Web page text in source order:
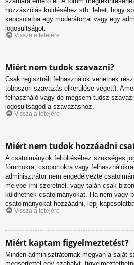
hozzászólás küldéséhez stb. lehet, hogy
kapcsolatba egy moderátorral vagy egy
jogosultságot.
Vissza a tetejére
Miért nem tudok szavazni?
Csak regisztrált felhasználók vehetnek
többszöri szavazás elkerülése végett).
felhasználó vagy de mégsem tudsz
jogosultságod a szavazáshoz.
Vissza a tetejére
Miért nem tudok hozzáadni
A csatolmányok feltöltéséhez szükséges
fórumokra, csoportokra vagy
adminisztrátor nem engedélyezte
melybe írni szeretnél, vagy talán csak
küldhetnek csatolmányokat. Ha nem vagy
csatolmányokat hozzáadni, lépj
Vissza a tetejére
Miért kaptam figyelmeztetést?
Minden adminisztrátornak megvan a saját